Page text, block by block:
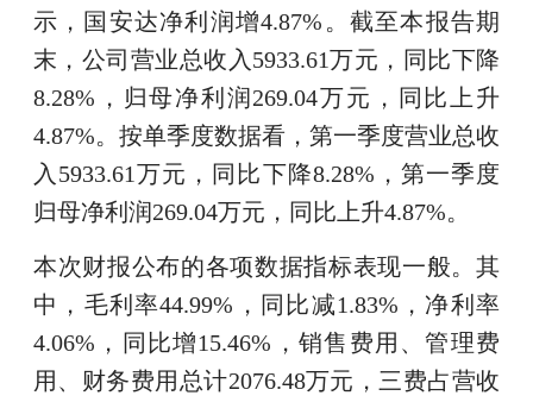
示，国安达净利润增4.87%。截至本报告期
末，公司营业总收入5933.61万元，同比下降
8.28%，归母净利润269.04万元，同比上升
4.87%。按单季度数据看，第一季度营业总收
入5933.61万元，同比下降8.28%，第一季度
归母净利润269.04万元，同比上升4.87%。
本次财报公布的各项数据指标表现一般。其
中，毛利率44.99%，同比减1.83%，净利率
4.06%，同比增15.46%，销售费用、管理费
用、财务费用总计2076.48万元，三费占营收